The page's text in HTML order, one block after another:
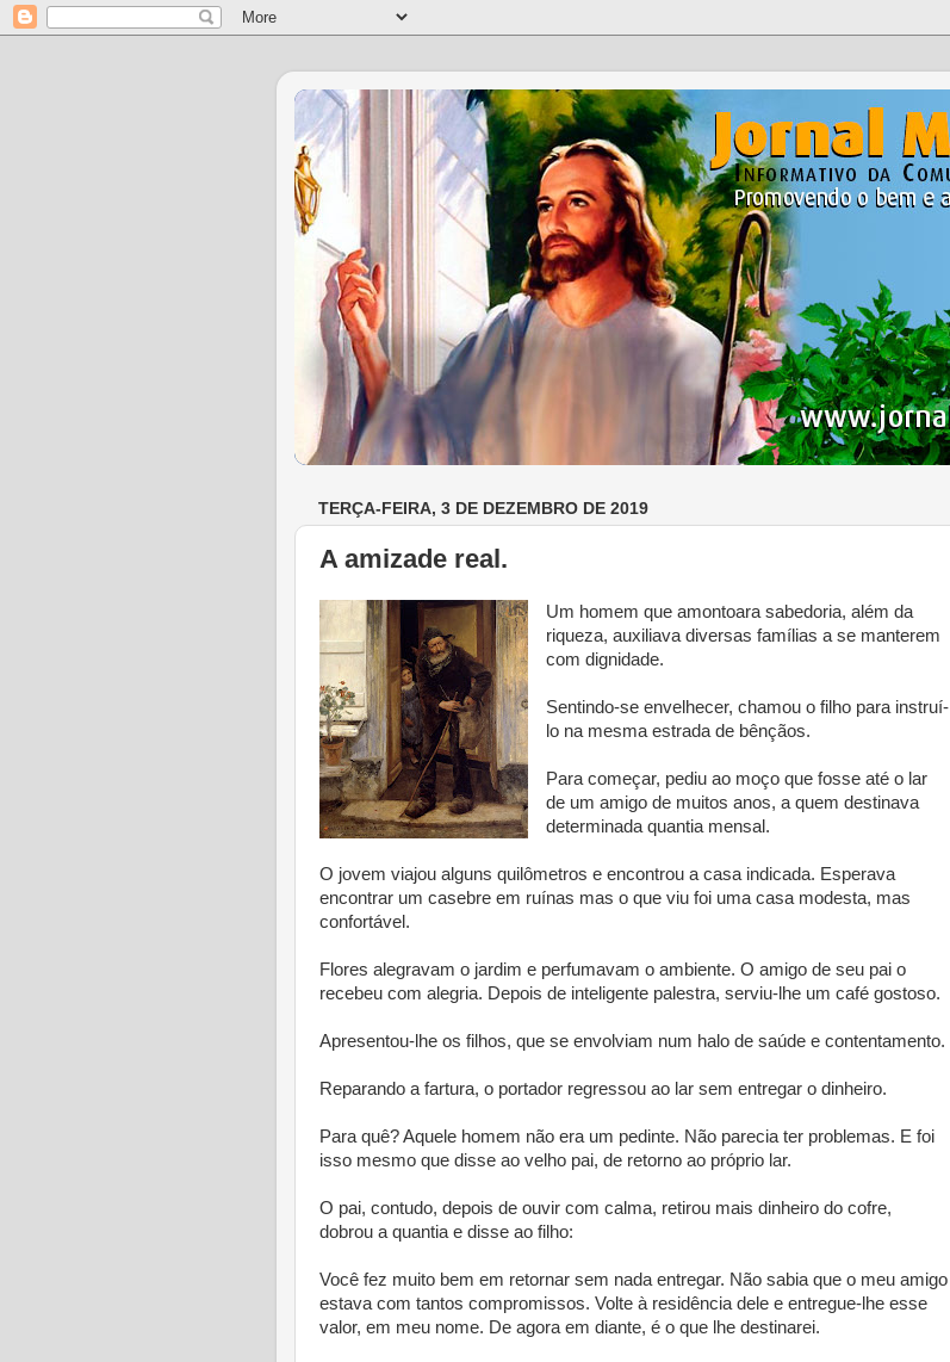
TERÇA-FEIRA, 3 DE DEZEMBRO DE 2019
A amizade real.
Um homem que amontoara sabedoria, além da
riqueza, auxiliava diversas famílias a se manterem
com dignidade.
Sentindo-se envelhecer, chamou o filho para instruí-
lo na mesma estrada de bênçãos.
Para começar, pediu ao moço que fosse até o lar
de um amigo de muitos anos, a quem destinava
determinada quantia mensal.
O jovem viajou alguns quilômetros e encontrou a casa indicada. Esperava
encontrar um casebre em ruínas mas o que viu foi uma casa modesta, mas
confortável.
Flores alegravam o jardim e perfumavam o ambiente. O amigo de seu pai o
recebeu com alegria. Depois de inteligente palestra, serviu-lhe um café gostoso.
Apresentou-lhe os filhos, que se envolviam num halo de saúde e contentamento.
Reparando a fartura, o portador regressou ao lar sem entregar o dinheiro.
Para quê? Aquele homem não era um pedinte. Não parecia ter problemas. E foi
isso mesmo que disse ao velho pai, de retorno ao próprio lar.
O pai, contudo, depois de ouvir com calma, retirou mais dinheiro do cofre,
dobrou a quantia e disse ao filho:
Você fez muito bem em retornar sem nada entregar. Não sabia que o meu amigo
estava com tantos compromissos. Volte à residência dele e entregue-lhe esse
valor, em meu nome. De agora em diante, é o que lhe destinarei.